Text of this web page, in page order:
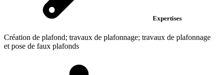
Expertises
Création de plafond; travaux de plafonnage; travaux de plafonnage
et pose de faux plafonds